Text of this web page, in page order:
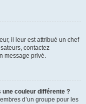
il leur est attribué un chef
contactez
message privé.
couleur différente ?
d’un groupe pour les